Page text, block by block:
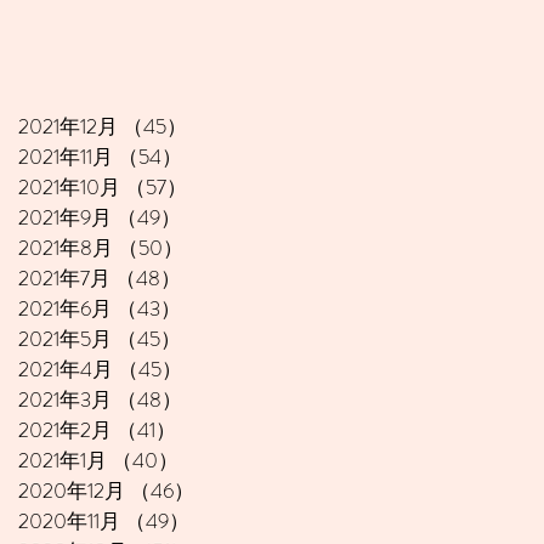
2021年12月 （45）
2021年11月
（54）
2021年10月
（57）
2021年9月
（49）
2021年8月
（50）
2021年7月
（48）
2021年6月
（43）
2021年5月
（45）
2021年4月
（45）
2021年3月
（48）
2021年2月
（41）
2021年1月
（40）
2020年12月
（46）
2020年11月
（49）